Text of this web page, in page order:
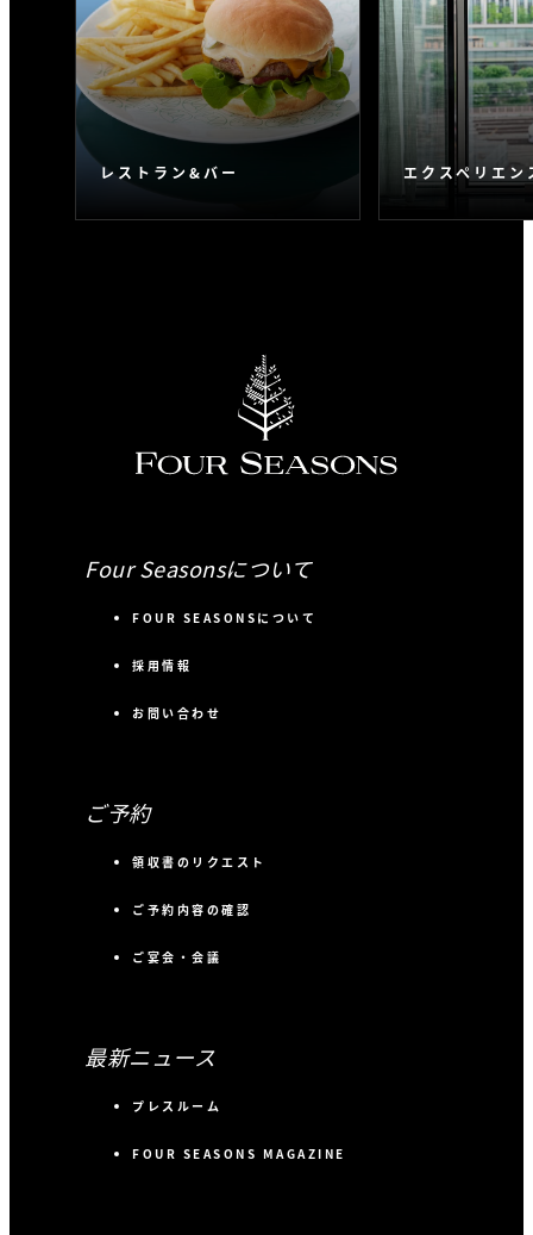
レストラン&バー エクスペリエン
Four Seasonsについて
FOUR SEASONSについて
採用情報
お問い合わせ
ご予約
領収書のリクエスト
ご予約内容の確認
ご宴会・会議
最新ニュース
プレスルーム
FOUR SEASONS MAGAZINE